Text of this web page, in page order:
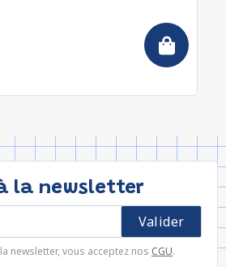
la newsletter
newsletter, vous acceptez nos CGU.